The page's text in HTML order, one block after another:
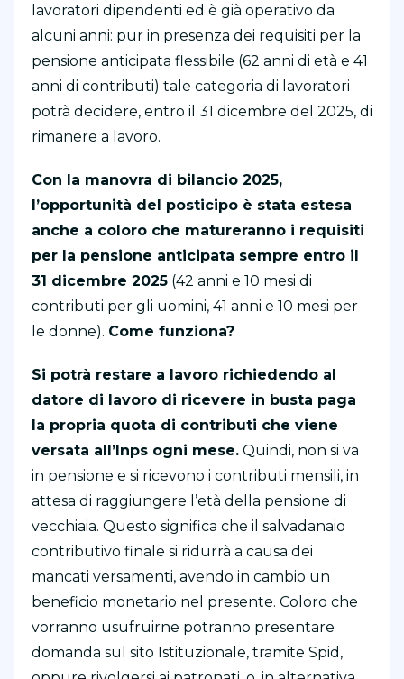
lavoratori dipendenti ed è già operativo da
alcuni anni: pur in presenza dei requisiti per la
pensione anticipata flessibile (62 anni di età e 41
anni di contributi) tale categoria di lavoratori
potrà decidere, entro il 31 dicembre del 2025, di
rimanere a lavoro.
Con la manovra di bilancio 2025,
l’opportunità del posticipo è stata estesa
anche a coloro che matureranno i requisiti
per la pensione anticipata sempre entro il
31 dicembre 2025 (42 anni e 10 mesi di
contributi per gli uomini, 41 anni e 10 mesi per
le donne). Come funziona?
Si potrà restare a lavoro richiedendo al
datore di lavoro di ricevere in busta paga
la propria quota di contributi che viene
versata all’Inps ogni mese. Quindi, non si va
in pensione e si ricevono i contributi mensili, in
attesa di raggiungere l’età della pensione di
vecchiaia. Questo significa che il salvadanaio
contributivo finale si ridurrà a causa dei
mancati versamenti, avendo in cambio un
beneficio monetario nel presente. Coloro che
vorranno usufruirne potranno presentare
domanda sul sito Istituzionale, tramite Spid,